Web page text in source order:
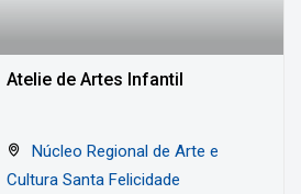
Atelie de Artes Infantil
Núcleo Regional de Arte e
Cultura Santa Felicidade